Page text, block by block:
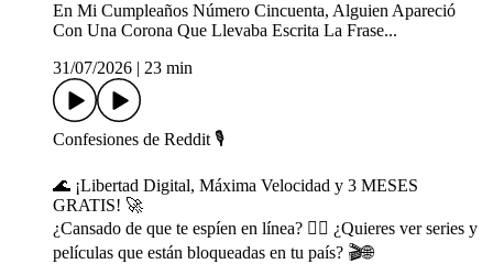
En Mi Cumpleaños Número Cincuenta, Alguien Apareció
Con Una Corona Que Llevaba Escrita La Frase...
31/07/2026
23 min
Confesiones de Reddit 🎙️
🌊 ¡Libertad Digital, Máxima Velocidad y 3 MESES
GRATIS! 🚀
¿Cansado de que te espíen en línea? 🙅‍♀️ ¿Quieres ver series y
películas que están bloqueadas en tu país? 🎬🌐